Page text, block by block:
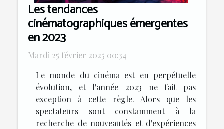
Les tendances
cinématographiques émergentes
en 2023
Mardi 25 février 2025 00:34
Le monde du cinéma est en perpétuelle
évolution, et l'année 2023 ne fait pas
exception à cette règle. Alors que les
spectateurs sont constamment à la
recherche de nouveautés et d'expériences